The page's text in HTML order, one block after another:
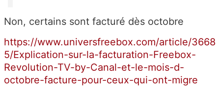
Non, certains sont facturé dès octobre
https://www.universfreebox.com/article/3668
5/Explication-sur-la-facturation-Freebox-
Revolution-TV-by-Canal-et-le-mois-d-
octobre-facture-pour-ceux-qui-ont-migre